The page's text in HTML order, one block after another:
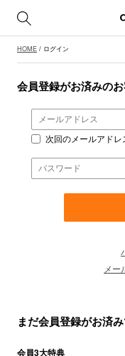
HOME / ログイン
会員登録がお済みの
次回のメールアド
メー
まだ会員登録がお済
会員3大特典